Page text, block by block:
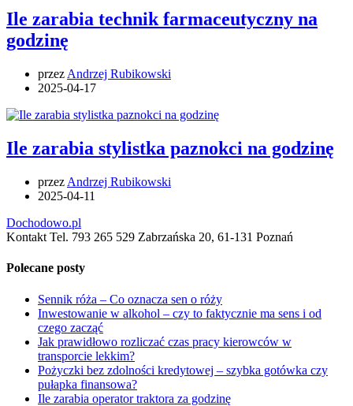
Ile zarabia technik farmaceutyczny na
godzinę
przez Andrzej Rubikowski
2025-04-17
Ile zarabia stylistka paznokci na godzinę
przez Andrzej Rubikowski
2025-04-11
Dochodowo.pl
Kontakt Tel. 793 265 529 Zabrzańska 20, 61-131 Poznań
Polecane posty
Sennik róża – Co oznacza sen o róży
Inwestowanie w alkohol – czy to faktycznie ma sens i od
czego zacząć
Jak prawidłowo rozliczać czas pracy kierowców w
transporcie lekkim?
Pożyczki bez zdolności kredytowej – szybka gotówka czy
pułapka finansowa?
Ile zarabia operator traktora za godzinę